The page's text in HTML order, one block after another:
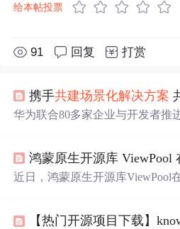
给本帖投票
91 回复 打赏
携手共建场景化解决方案
华为联合80多家企业与开发者推
开发者从使用者转变为生态贡献
展。
近日，鸿蒙原生开源库ViewPool
率。其推出意义重大，为场景化